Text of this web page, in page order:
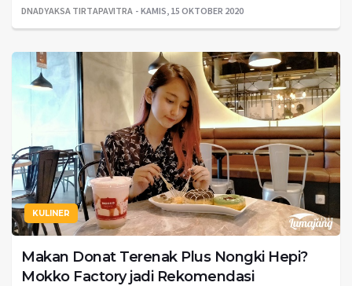
DNADYAKSA TIRTAPAVITRA KAMIS, 15 OKTOBER 2020
KULINER
Makan Donat Terenak Plus Nongki Hepi?
Mokko Factory jadi Rekomendasi